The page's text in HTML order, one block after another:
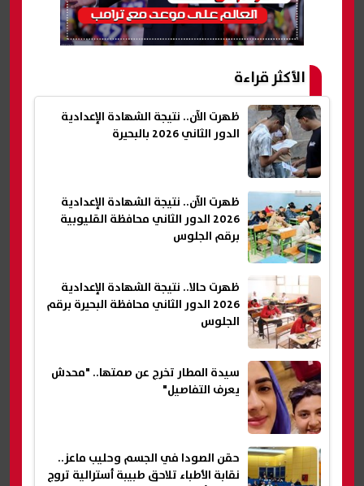
الأكثر قراءة
ظهرت الآن.. نتيجة الشهادة الإعدادية
الدور الثاني 2026 بالبحيرة
ظهرت الآن.. نتيجة الشهادة الإعدادية
2026 الدور الثاني محافظة القليوبية
برقم الجلوس
ظهرت حالا.. نتيجة الشهادة الإعدادية
2026 الدور الثاني محافظة البحيرة برقم
الجلوس
سيدة المطار تخرج عن صمتها.. "محدش
يعرف التفاصيل"
حقن الصودا في الجسم وحليب ماعز..
نقابة الأطباء تلاحق طبيبة أسترالية تروج